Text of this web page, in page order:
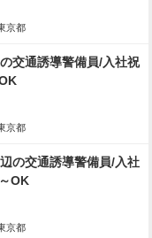
京都
交通誘導警備員/入社祝
京都
の交通誘導警備員/入社
OK
京都